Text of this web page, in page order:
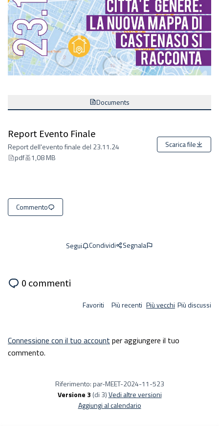
Documents
Report Evento Finale
Report dell'evento finale del 23.11.24
pdf
1,08 MB
Scarica file
Commento
Segui Condividi Segnala
0 commenti
Favoriti Più recenti Più vecchi Più discussi
Connessione con il tuo account per aggiungere il tuo
commento.
Riferimento: par-MEET-2024-11-523
Versione 3 (di 3) vedi altre versioni
Aggiungi al calendario